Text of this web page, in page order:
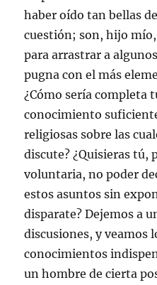
haber oído tan bellas
cuestión; son, hijo
para arrastrar a
pugna con el más
¿Cómo sería completa
conocimiento
religiosas sobre las
discute? ¿Quisieras tú,
voluntaria, no poder
estos asuntos sin
disparate? Dejemos a
discusiones, y veamos
conocimientos
un hombre de cierta